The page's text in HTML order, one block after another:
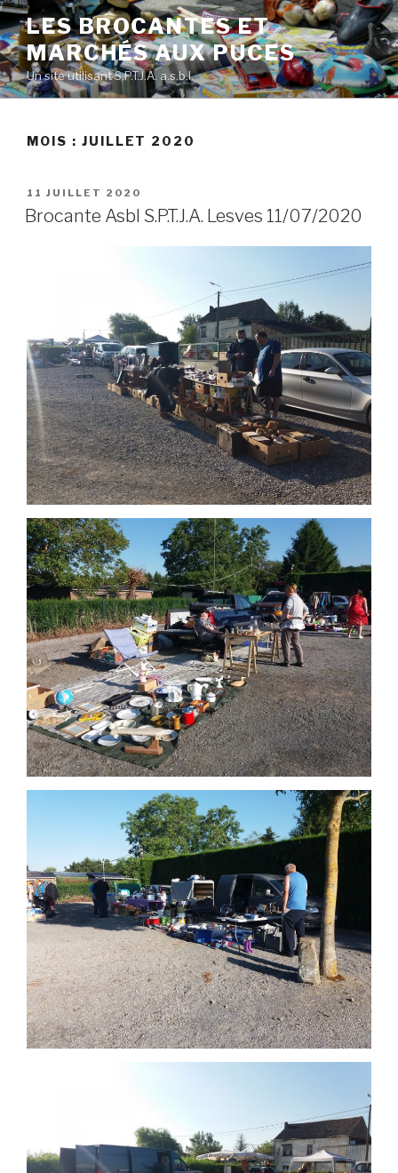
Skip
to
content
LES BROCANTES ET
MARCHÉS AUX PUCES
Un site utilisant S.P.T.J.A. a.s.b.l.
MOIS : JUILLET 2020
POSTED
ON
11 JUILLET 2020
Brocante Asbl S.P.T.J.A. Lesves 11/07/2020